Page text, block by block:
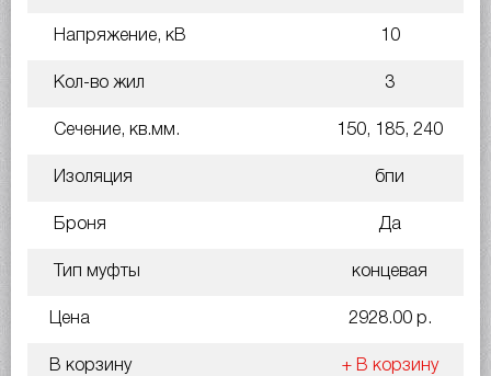
Напряжение, кВ 10
Кол-во жил 3
Сечение, кв.мм. 150, 185, 240
Изоляция бпи
Броня Да
Тип муфты концевая
Цена 2928.00 р.
В корзину + В корзину